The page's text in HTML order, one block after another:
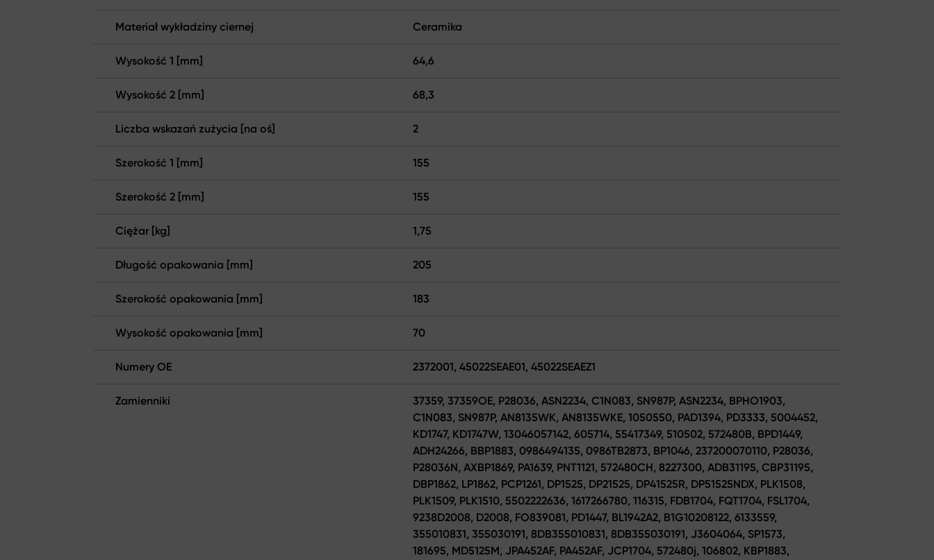
Materiał wykładziny ciernej Ceramika
Wysokość 1 [mm] 64,6
Wysokość 2 [mm] 68,3
Liczba wskazań zużycia [na oś] 2
Szerokość 1 [mm] 155
Szerokość 2 [mm] 155
Ciężar [kg] 1,75
Długość opakowania [mm] 205
Szerokość opakowania [mm] 183
Wysokość opakowania [mm] 70
Numery OE 2372001, 45022SEAE01, 45022SEAEZ1
Zamienniki
37359, 37359OE, P28036, ASN2234, C1N083, SN987P, ASN2234, BPHO1903,
C1N083, SN987P, AN8135WK, AN8135WKE, 1050550, PAD1394, PD3333, 5004452,
KD1747, KD1747W, 13046057142, 605714, 55417349, 510502, 572480B, BPD1449,
ADH24266, BBP1883, 0986494135, 0986TB2873, BP1046, 237200070110, P28036,
P28036N, AXBP1869, PA1639, PNT1121, 572480CH, 8227300, ADB31195, CBP31195,
DBP1862, LP1862, PCP1261, DP1525, DP21525, DP41525R, DP51525NDX, PLK1508,
PLK1509, PLK1510, 5502222636, 1617266780, 116315, FDB1704, FQT1704, FSL1704,
9238D2008, D2008, FO839081, PD1447, BL1942A2, B1G10208122, 6133559,
355010831, 355030191, 8DB355010831, 8DB355030191, J3604064, SP1573,
181695, MD5125M, JPA452AF, PA452AF, JCP1704, 572480j, 106802, KBP1883,